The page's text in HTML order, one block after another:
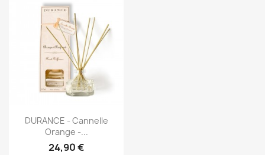
Aperçu rapide
DURANCE - Cannelle
Orange -...
24,90 €